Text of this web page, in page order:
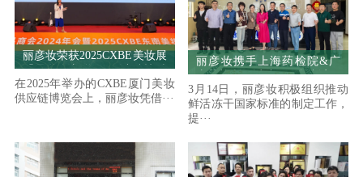
丽彦妆荣获2025CXBE美妆展
「品牌创新奖」：以科技赋
能美妆，引领鲜活护肤新风
潮
在2025年举办的CXBE厦门美妆
供应链博览会上，丽彦妆凭借···
丽彦妆携手上海药检院&广
东药检所研讨冻干国标制定
3月14日，丽彦妆积极组织推动
鲜活冻干国家标准的制定工作，
提···